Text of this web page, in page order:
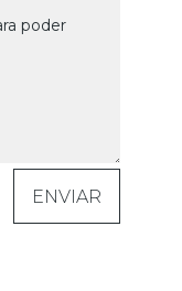
ENVIAR